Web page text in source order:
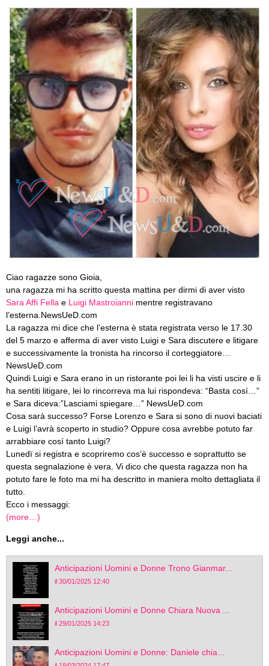
Ciao ragazze sono Gioia,
una ragazza mi ha scritto questa mattina per dirmi di aver visto
Sara Affi Fella e Luigi Mastroianni mentre registravano
l’esterna.NewsUeD.com
La ragazza mi dice che l’esterna è stata registrata verso le 17.30
del 5 marzo e afferma di aver visto Luigi e Sara discutere e litigare
e successivamente la tronista ha rincorso il corteggiatore…
NewsUeD.com
Quindi Luigi e Sara erano in un ristorante poi lei li ha visti uscire e li
ha sentiti litigare, lei lo rincorreva ma lui rispondeva: “Basta cosí…”
e Sara diceva:”Lasciami spiegare…” NewsUeD.com
Cosa sarà successo? Forse Lorenzo e Sara si sono di nuovi baciati
e Luigi l’avrà scoperto in studio? Oppure cosa avrebbe potuto far
arrabbiare cosí tanto Luigi?
Lunedï si registra e scopriremo cos’è successo e soprattutto se
questa segnalazione è vera. Vi dico che questa ragazza non ha
potuto fare le foto ma mi ha descritto in maniera molto dettagliata il
tutto.
Ecco i messaggi:
(more…)
Leggi anche...
Anticipazioni Uomini e Donne Trono Gianmar...
il 30/01/2025 12:40
Anticipazioni Uomini e Donne Chiara Nuova ...
il 29/01/2025 14:23
Anticipazioni Uomini e Donne: Daniele chia...